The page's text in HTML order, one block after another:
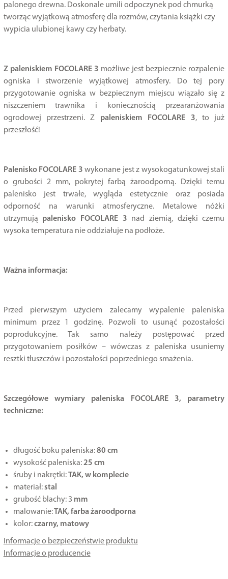
palonego drewna. Doskonale umili odpoczynek pod chmurką
tworząc wyjątkową atmosferę dla rozmów, czytania książki czy
wypicia ulubionej kawy czy herbaty.
Z paleniskiem FOCOLARE 3 możliwe jest bezpiecznie rozpalenie
ogniska i stworzenie wyjątkowej atmosfery. Do tej pory
przygotowanie ogniska w bezpiecznym miejscu wiązało się z
niszczeniem trawnika i koniecznością przearanżowania
ogrodowej przestrzeni. Z paleniskiem FOCOLARE 3, to już
przeszłość!
Palenisko FOCOLARE 3 wykonane jest z wysokogatunkowej stali
o grubości 2 mm, pokrytej farbą żaroodporną. Dzięki temu
palenisko jest trwałe, wygląda estetycznie oraz posiada
odporność na warunki atmosferyczne. Metalowe nóżki
utrzymują palenisko FOCOLARE 3 nad ziemią, dzięki czemu
wysoka temperatura nie oddziałuje na podłoże.
Ważna informacja:
Przed pierwszym użyciem zalecamy wypalenie paleniska
minimum przez 1 godzinę. Pozwoli to usunąć pozostałości
poprodukcyjne. Tak samo należy postępować przed
przygotowaniem posiłków – wówczas z paleniska usuniemy
resztki tłuszczów i pozostałości poprzedniego smażenia.
Szczegółowe wymiary paleniska FOCOLARE 3, parametry
techniczne:
długość boku paleniska:80 cm
wysokość paleniska:25 cm
śruby i nakrętki:TAK, w komplecie
materiał:stal
grubość blachy: 3 mm
malowanie:TAK, farba żaroodporna
kolor:czarny, matowy
Informacje o bezpieczeństwie produktu
Informacje o producencie